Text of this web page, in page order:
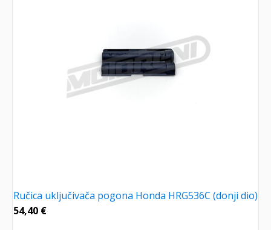
Ručica uključivača pogona Honda HRG536C (donji dio)
54,40 €